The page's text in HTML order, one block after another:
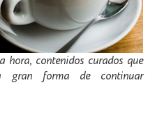
hora, contenidos curados que
gran forma de continuar